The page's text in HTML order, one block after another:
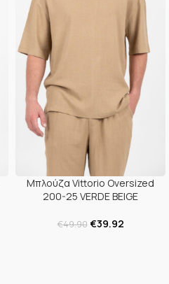
Μπλούζα Vittorio Oversized
200-25 VERDE BEIGE
€49.90 €39.92